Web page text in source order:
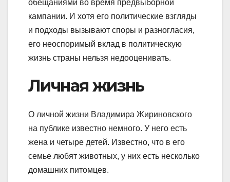
обещаниями во время предвыборной
кампании. И хотя его политические взгляды
и подходы вызывают споры и разногласия,
его неоспоримый вклад в политическую
жизнь страны нельзя недооценивать.
Личная жизнь
О личной жизни Владимира Жириновского
на публике известно немного. У него есть
жена и четыре детей. Известно, что в его
семье любят животных, у них есть несколько
домашних питомцев.